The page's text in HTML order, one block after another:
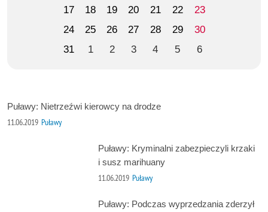
17
18 19 20 21 22
23
24
25 26 27 28 29
30
31
1 2 3 4 5 6
Puławy: Nietrzeźwi kierowcy na drodze
11.06.2019 Puławy
Puławy: Kryminalni zabezpieczyli krzaki
i susz marihuany
11.06.2019 Puławy
Puławy: Podczas wyprzedzania zderzył